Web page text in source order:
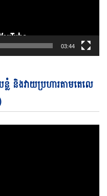
03:44
ន្លំ និងវាយប្រហារតាមតេលេ